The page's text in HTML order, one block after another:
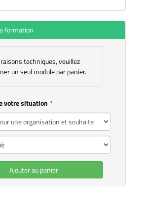
formation
techniques, veuillez
un seul module par panier.
votre situation
Ajouter au panier